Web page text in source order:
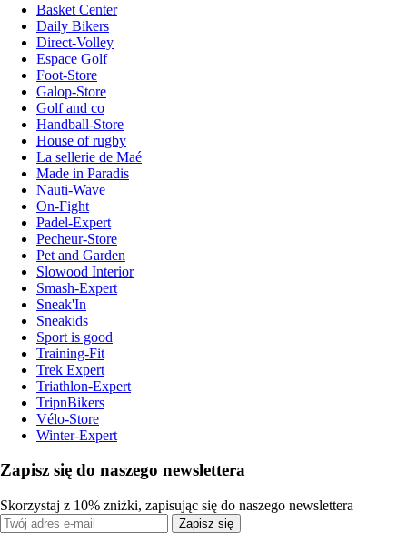
Basket Center
Daily Bikers
Direct-Volley
Espace Golf
Foot-Store
Galop-Store
Golf and co
Handball-Store
House of rugby
La sellerie de Maé
Made in Paradis
Nauti-Wave
On-Fight
Padel-Expert
Pecheur-Store
Pet and Garden
Slowood Interior
Smash-Expert
Sneak'In
Sneakids
Sport is good
Training-Fit
Trek Expert
Triathlon-Expert
TripnBikers
Vélo-Store
Winter-Expert
Zapisz się do naszego newslettera
Skorzystaj z 10% zniżki, zapisując się do naszego newslettera
Zapisz się